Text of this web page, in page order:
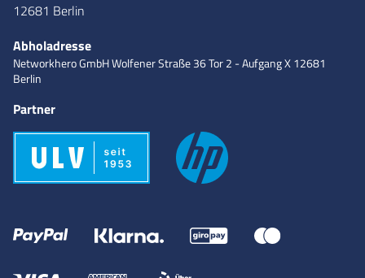
12681 Berlin
Abholadresse
Networkhero GmbHWolfener Straße 36Tor 2 - Aufgang X12681
Berlin
Partner